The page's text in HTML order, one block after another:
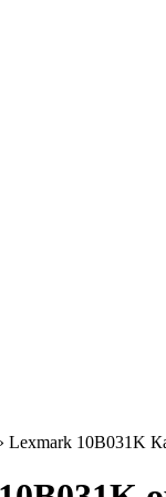
Lexmark 10B031K